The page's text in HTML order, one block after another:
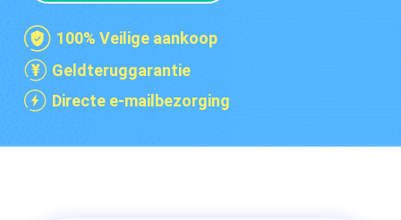
100% Veilige aankoop
Geldteruggarantie
Directe e-mailbezorging